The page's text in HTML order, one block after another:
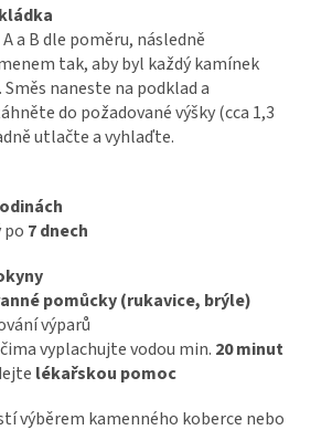
a B dle poměru, následně
tak, aby byl každý kamínek
naneste na podklad a
do požadované výšky (cca 1,3
utlačte a vyhlaďte.
7 dnech
pomůcky (rukavice, brýle)
výparů
vyplachujte vodou min. 20 minut
lékařskou pomoc
výběrem kamenného koberce nebo